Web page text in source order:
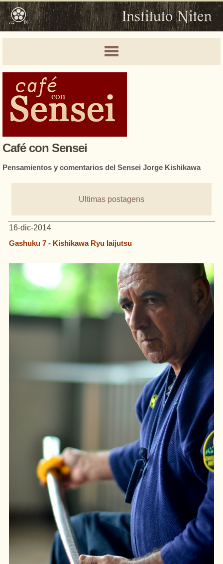
Café con Sensei
Pensamientos y comentarios del Sensei Jorge Kishikawa
Ultimas postagens
16-dic-2014
Gashuku 7 - Kishikawa Ryu Iaijutsu